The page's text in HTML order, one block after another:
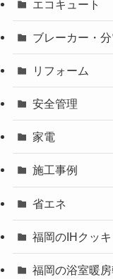
エコキュート
ブレーカー・
リフォーム
安全管理
家電
施工事例
省エネ
福岡のIHクッ
福岡の浴室暖